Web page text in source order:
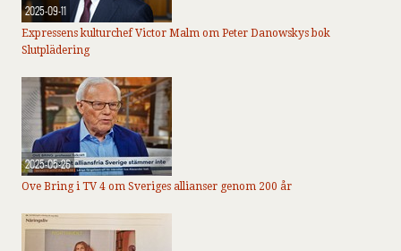
2025-09-11
Expressens kulturchef Victor Malm om Peter Danowskys bok
Slutplädering
2025-05-26
Ove Bring i TV 4 om Sveriges allianser genom 200 år